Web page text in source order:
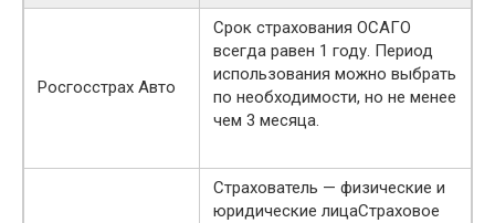
Росгосстрах Авто
Срок страхования ОСАГО
всегда равен 1 году. Период
использования можно выбрать
по необходимости, но не менее
чем 3 месяца.
Страхователь — физические и
юридические лицаСтраховое